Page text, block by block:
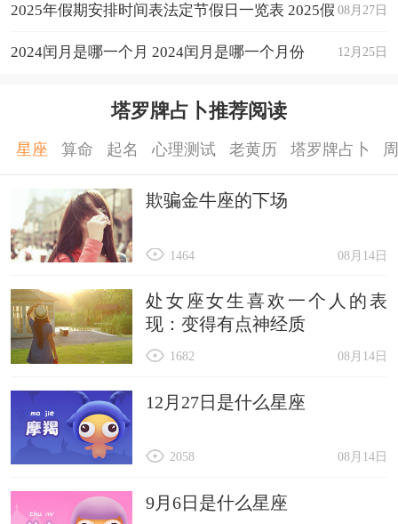
08月27日
2025年假期安排时间表法定节假日一览表 2025假
期放假时间表 12月25日
2024闰月是哪一个月 2024闰月是哪一个月份
塔罗牌占卜推荐阅读
星座 算命 起名 心理测试 老黄历 塔罗牌占卜
欺骗金牛座的下场
08月14日
1464
处女座女生喜欢一个人的表
现：变得有点神经质
08月14日
1682
12月27日是什么星座
08月14日
2058
9月6日是什么星座